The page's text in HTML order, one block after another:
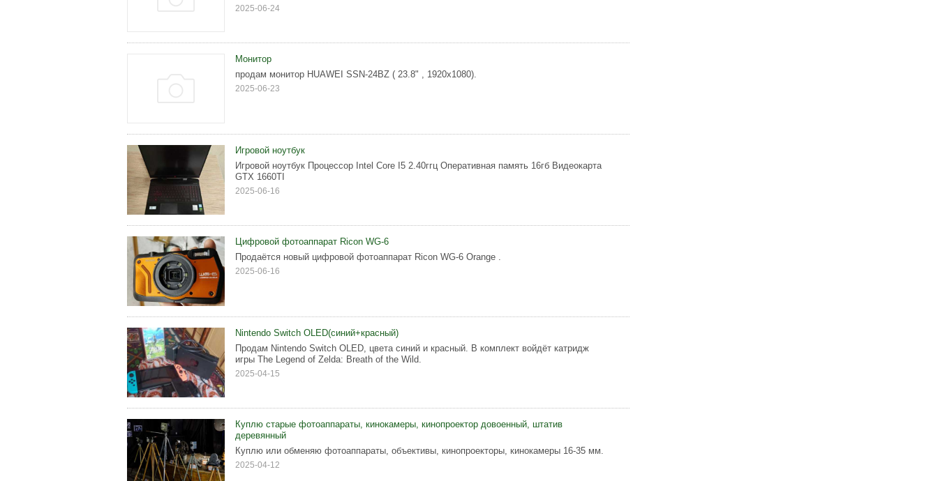
2025-06-24
Монитор
продам монитор HUAWEI SSN-24BZ ( 23.8" , 1920x1080).
2025-06-23
Игровой ноутбук
Игровой ноутбук Процессор Intel Core I5 2.40ггц Оперативная память 16гб Видеокарта
GTX 1660TI
2025-06-16
Цифровой фотоаппарат Ricon WG-6
Продаётся новый цифровой фотоаппарат Ricon WG-6 Orange .
2025-06-16
Nintendo Switch OLED(синий+красный)
Продам Nintendo Switch OLED, цвета синий и красный. В комплект войдёт катридж
игры The Legend of Zelda: Breath of the Wild.
2025-04-15
Куплю старые фотоаппараты, кинокамеры, кинопроектор довоенный, штатив
деревянный
Куплю или обменяю фотоаппараты, объективы, кинопроекторы, кинокамеры 16-35 мм.
2025-04-12